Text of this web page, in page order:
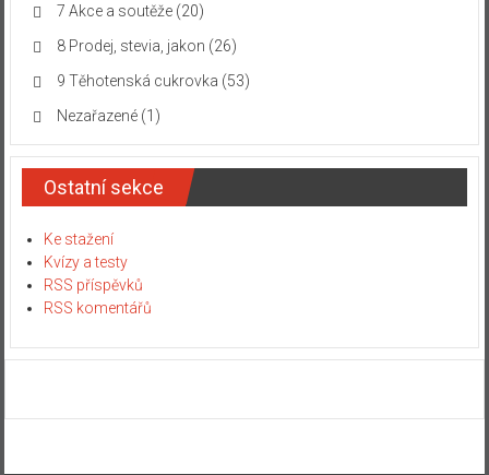
7 Akce a soutěže(20)
8 Prodej, stevia, jakon (26)
9 Těhotenská cukrovka (53)
Nezařazené(1)
Ostatní sekce
Ke stažení
Kvízy a testy
RSS příspěvků
RSS komentářů